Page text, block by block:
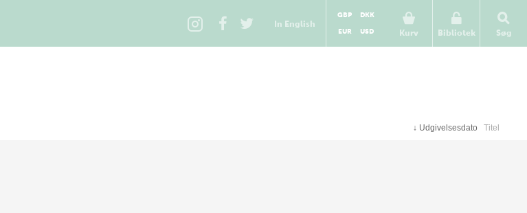
In English
Kurv
GBP
DKK
EUR
USD Bibliotek Søg
↓ Udgivelsesdato Titel